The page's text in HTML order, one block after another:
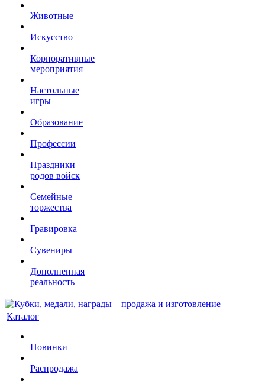
Животные
Искусство
Корпоративные
мероприятия
Настольные
игры
Образование
Профессии
Праздники
родов войск
Семейные
торжества
Гравировка
Сувениры
Дополненная
реальность
Каталог
Новинки
Распродажа